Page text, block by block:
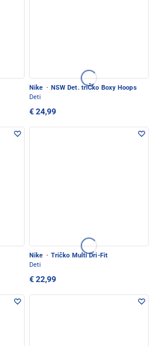
Nike · NSW Det. triČko Boxy Hoops
Deti
€ 24,99
Nike · Tričko Multi Dri-Fit
Deti
€ 22,99